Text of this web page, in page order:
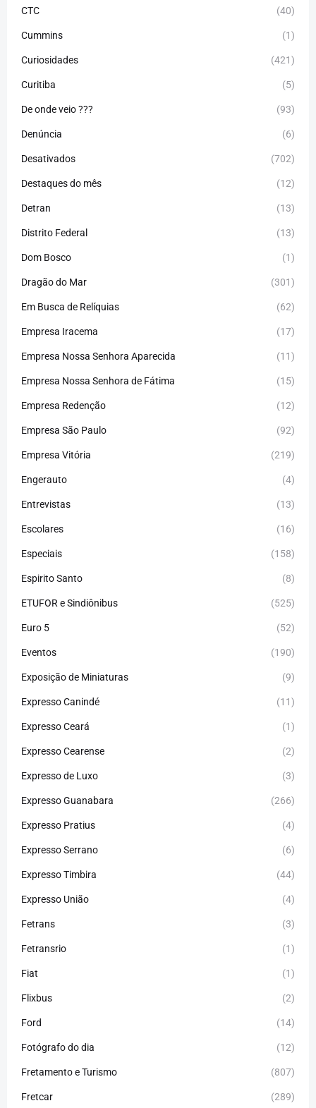
CTC (40)
Cummins (1)
Curiosidades (421)
Curitiba (5)
De onde veio ??? (93)
Denúncia (6)
Desativados (702)
Destaques do mês (12)
Detran (13)
Distrito Federal (13)
Dom Bosco (1)
Dragão do Mar (301)
Em Busca de Relíquias (62)
Empresa Iracema (17)
Empresa Nossa Senhora Aparecida (11)
Empresa Nossa Senhora de Fátima (15)
Empresa Redenção (12)
Empresa São Paulo (92)
Empresa Vitória (219)
Engerauto (4)
Entrevistas (13)
Escolares (16)
Especiais (158)
Espirito Santo (8)
ETUFOR e Sindiônibus (525)
Euro 5 (52)
Eventos (190)
Exposição de Miniaturas (9)
Expresso Canindé (11)
Expresso Ceará (1)
Expresso Cearense (2)
Expresso de Luxo (3)
Expresso Guanabara (266)
Expresso Pratius (4)
Expresso Serrano (6)
Expresso Timbira (44)
Expresso União (4)
Fetrans (3)
Fetransrio (1)
Fiat (1)
Flixbus (2)
Ford (14)
Fotógrafo do dia (12)
Fretamento e Turismo (807)
Fretcar (289)